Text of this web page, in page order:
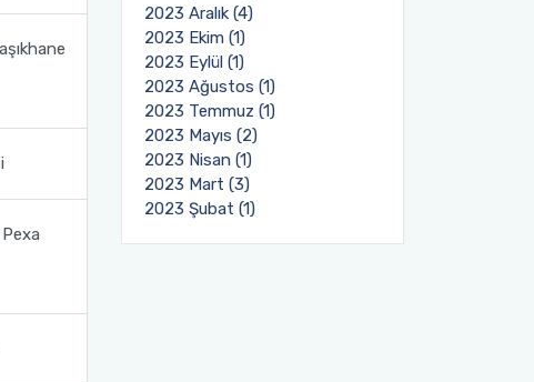
2023 Aralık (4)
2023 Ekim (1)
2023 Eylül (1)
2023 Ağustos (1)
2023 Temmuz (1)
2023 Mayıs (2)
2023 Nisan (1)
2023 Mart (3)
2023 Şubat (1)